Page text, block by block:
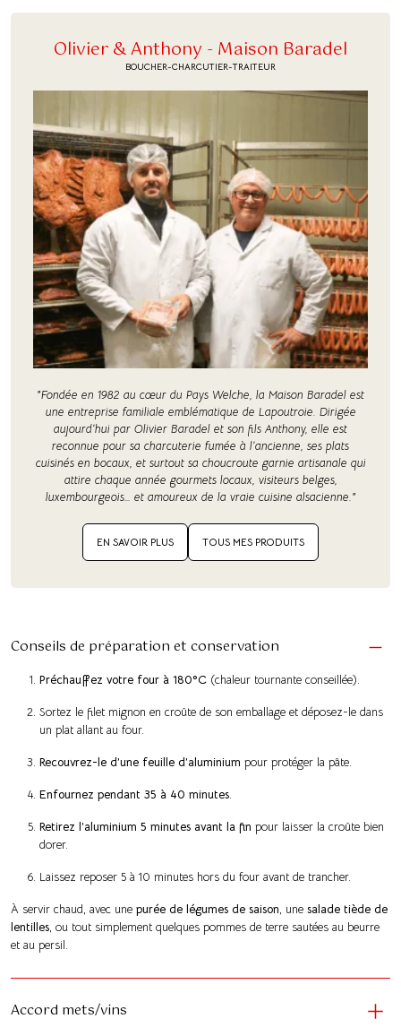
Olivier & Anthony - Maison Baradel
BOUCHER-CHARCUTIER-TRAITEUR
"Fondée en 1982 au cœur du Pays Welche, la Maison Baradel est
une entreprise familiale emblématique de Lapoutroie. Dirigée
aujourd’hui par Olivier Baradel et son fils Anthony, elle est
reconnue pour sa charcuterie fumée à l’ancienne, ses plats
cuisinés en bocaux, et surtout sa choucroute garnie artisanale qui
attire chaque année gourmets locaux, visiteurs belges,
luxembourgeois… et amoureux de la vraie cuisine alsacienne."
EN SAVOIR PLUS TOUS MES PRODUITS
Conseils de préparation et conservation
Préchauffez votre four à 180°C (chaleur tournante conseillée).
Sortez le filet mignon en croûte de son emballage et déposez-le dans
un plat allant au four.
Recouvrez-le d’une feuille d’aluminium pour protéger la pâte.
Enfournez pendant 35 à 40 minutes.
Retirez l’aluminium 5 minutes avant la fin pour laisser la croûte bien
dorer.
Laissez reposer 5 à 10 minutes hors du four avant de trancher.
À servir chaud, avec une purée de légumes de saison, une salade tiède de
lentilles, ou tout simplement quelques pommes de terre sautées au beurre
et au persil.
Accord mets/vins